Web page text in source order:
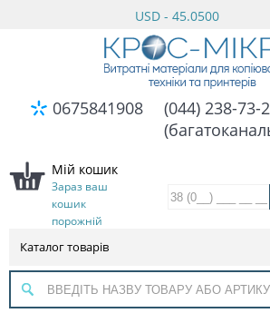
USD - 45.0500
0675841908
(044) 238-73-
Мій кошик
Зараз ваш
кошик
порожній
Каталог товарів